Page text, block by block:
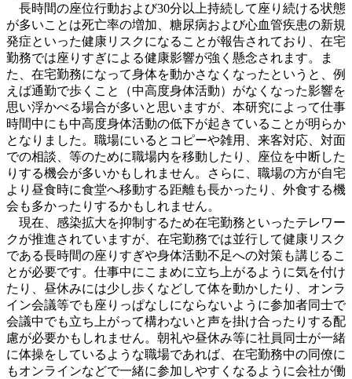
長時間の座位行動および30分以上持続して座り続ける状態
が多いことは死亡率の増加、糖尿病および心血管疾患の新規
発症といった健康リスクになることが報告されており、在宅
勤務では座りすぎによる健康影響が強く懸念されます。ま
た、在宅勤務になって身体を動かさなくなったというと、例
えば通勤で歩くこと（中高度身体活動）がなくなった影響を
思い浮かべる場合が多いと思いますが、本研究によって仕事
時間中にも中高度身体活動の低下が起きていることが明らか
となりました。職場にいるとコピーや雑用、来客対応、対面
での相談、等のために職場内を移動したり、座位を中断した
りする機会が多いかもしれません。さらに、職場の方が自宅
より昼食時に食堂へ移動する距離も長かったり、外食する機
会も多かったりするかもしれません。
現在、感染拡大を抑制するため在宅勤務といったテレワー
クが推進されていますが、在宅勤務では並行して健康リスク
である長時間の座りすぎや身体活動不足への対策も講じるこ
とが必要です。仕事中にこまめに立ち上がるように気を付け
たり、昼休みには少し歩くなどして体を動かしたり、オンラ
イン会議等でも座りっぱなしにならないように参加者同士で
会議中でも立ち上がって構わないと声を掛け合ったりする配
慮が必要かもしれません。朝礼や昼休み等に社員同士が一緒
に体操をしているような職場であれば、在宅勤務中の同僚に
もオンラインなどで一緒に参加しやすくなるように会社が働